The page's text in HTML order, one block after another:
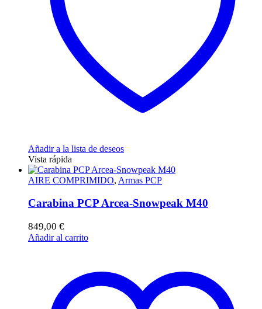
Añadir a la lista de deseos
Vista rápida
AIRE COMPRIMIDO, Armas PCP
Carabina PCP Arcea-Snowpeak M40
849,00 €
Añadir al carrito